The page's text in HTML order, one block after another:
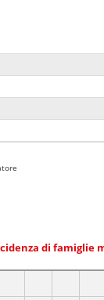
di famiglie